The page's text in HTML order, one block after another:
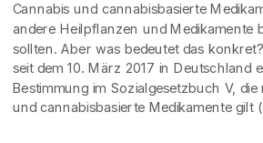
Cannabis und cannabisbasierte
andere Heilpflanzen und Medikamente
sollten. Aber was bedeutet das
seit dem 10. März 2017 in Deutschland
Bestimmung im Sozialgesetzbuch V,
und cannabisbasierte Medikamente gilt